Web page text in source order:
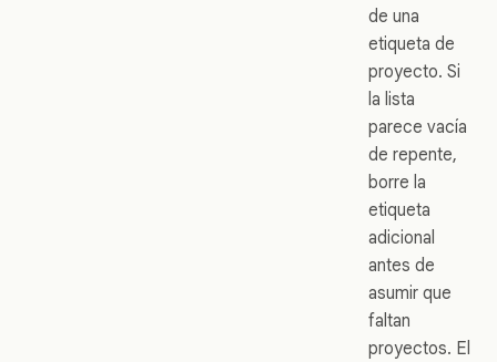
de una
etiqueta de
proyecto. Si
la lista
parece vacía
de repente,
borre la
etiqueta
adicional
antes de
asumir que
faltan
proyectos. El